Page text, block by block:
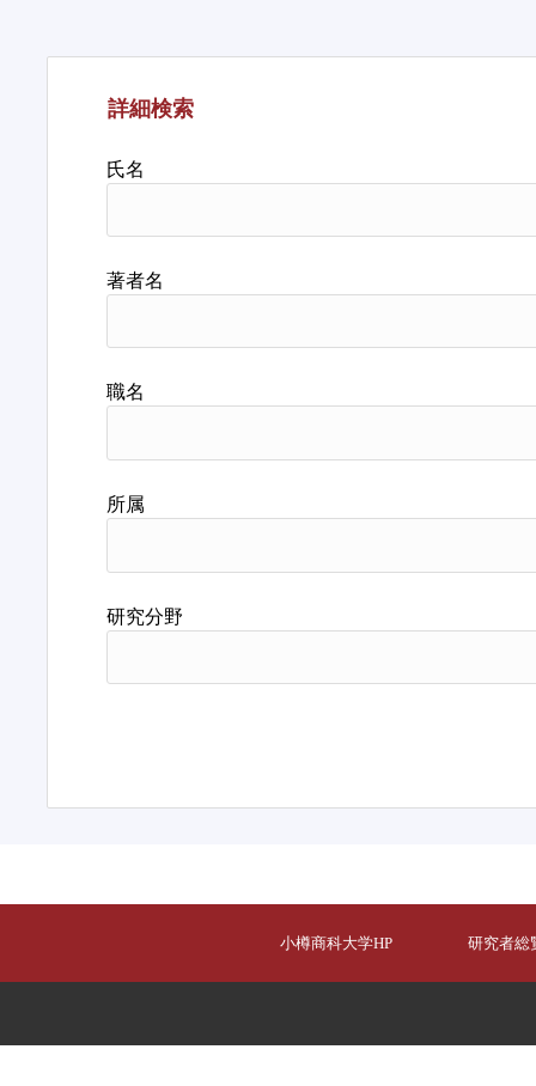
詳細検索
氏名
著者名
職名
所属
研究分野
小樽商科大学HP 研究者総